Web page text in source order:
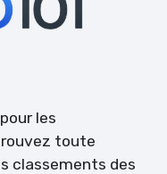
les
toute
classements des